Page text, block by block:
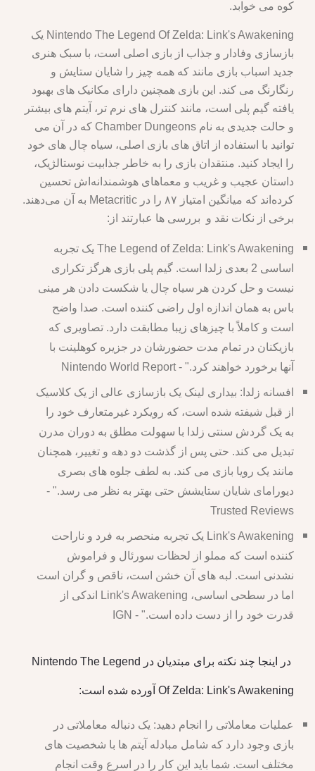
کوه می خوابد.
Nintendo The Legend Of Zelda: Link's Awakening یک
بازسازی وفادار و جذاب از بازی اصلی است، با سبک هنری
جدید اسباب بازی مانند که همه چیز را شایان ستایش و
رنگارنگ می کند. این بازی همچنین دارای مکانیک های بهبود
یافته گیم پلی است، مانند کنترل های نرم تر، آیتم های بیشتر
و حالت جدیدی به نام Chamber Dungeons که در آن می
توانید با استفاده از اتاق های بازی اصلی، سیاه چال های خود
را ایجاد کنید. منتقدان بازی را به خاطر جذابیت نوستالژیک،
داستان عجیب و غریب و معماهای هوشمندانه‌اش تحسین
کرده‌اند که میانگین امتیاز ۸۷ را در Metacritic به آن می‌دهند.
برخی از نکات نقد و بررسی ها عبارتند از:
The Legend of Zelda: Link's Awakening یک تجربه
اساسی 2 بعدی زلدا است. گیم پلی بازی هرگز تکراری
نیست و حل کردن هر سیاه چال یا شکست دادن هر مینی
باس به همان اندازه اول راضی کننده است. صدا واضح
است و کاملاً با چیزهای زیبا مطابقت دارد. تصاویری که
بازیکنان در تمام مدت حضورشان در جزیره کوهلینت با
آنها برخورد خواهند کرد." - Nintendo World Report
افسانه زلدا: بیداری لینک یک بازسازی عالی از یک کلاسیک
از قبل شیفته شده است، که رویکرد غیرمتعارف خود را
به یک گردش سنتی زلدا با سهولت مطلق به دوران مدرن
تبدیل می کند. حتی پس از گذشت دو دهه و تغییر، همچنان
مانند یک رویا بازی می کند. به لطف جلوه های بصری
دیورامای شایان ستایشش حتی بهتر به نظر می رسد." -
Trusted Reviews
Link's Awakening یک تجربه منحصر به فرد و ناراحت
کننده است که مملو از لحظات سورئال و فراموش
نشدنی است. لبه های آن خشن است، ناقص و گران است
اما در سطحی اساسی، Link's Awakening اندکی از
قدرت خود را از دست داده است." - IGN
در اینجا چند نکته برای مبتدیان در Nintendo The Legend
Of Zelda: Link's Awakening آورده شده است:
عملیات معاملاتی را انجام دهید: یک دنباله معاملاتی در
بازی وجود دارد که شامل مبادله آیتم ها با شخصیت های
مختلف است. شما باید این کار را در اسرع وقت انجام